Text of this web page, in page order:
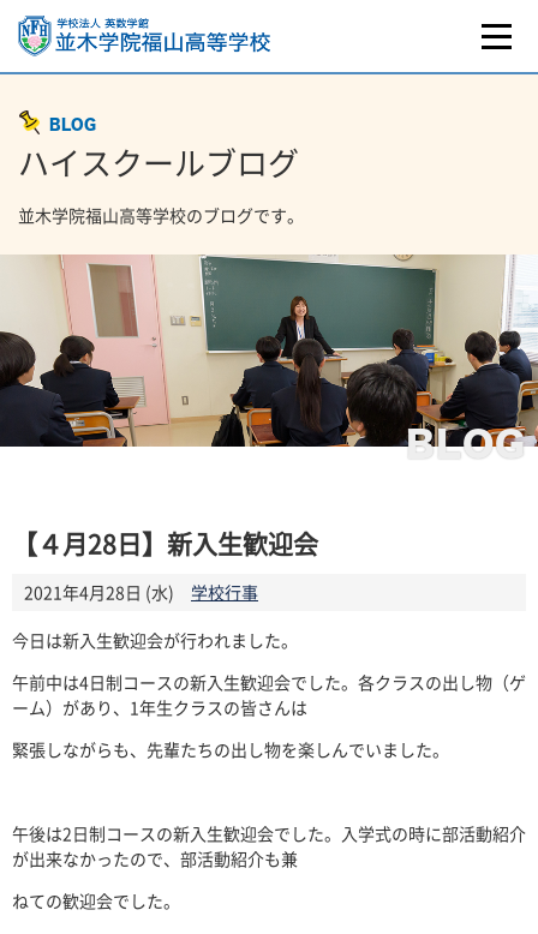
BLOG
BLOG
ハイスクールブログ
並木学院福山高等学校のブログです。
【４月28日】新入生歓迎会
2021年4月28日 (水)
学校行事
今日は新入生歓迎会が行われました。
午前中は4日制コースの新入生歓迎会でした。各クラスの出し物（ゲ
ーム）があり、1年生クラスの皆さんは
緊張しながらも、先輩たちの出し物を楽しんでいました。
午後は2日制コースの新入生歓迎会でした。入学式の時に部活動紹介
が出来なかったので、部活動紹介も兼
ねての歓迎会でした。